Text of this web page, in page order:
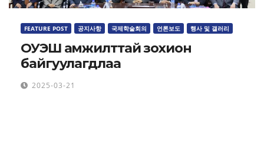
FEATURE POST 공지사항 국제학술회의 언론보도 행사 및 갤러리
ОУЭШ амжилттай зохион
байгуулагдлаа
2025-03-21